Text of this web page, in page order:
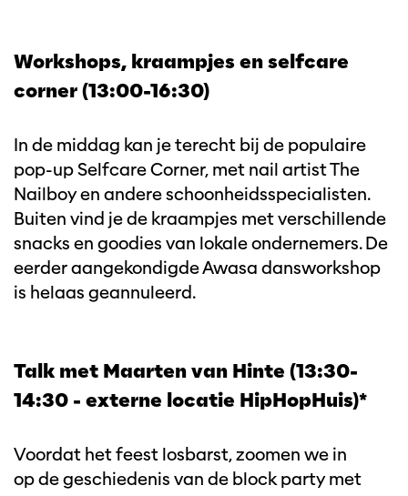
Workshops, kraampjes en selfcare
corner (13:00-16:30)
In de middag kan je terecht bij de populaire
pop-up Selfcare Corner, met nail artist The
Nailboy en andere schoonheidsspecialisten.
Buiten vind je de kraampjes met verschillende
snacks en goodies van lokale ondernemers. De
eerder aangekondigde Awasa dansworkshop
is helaas geannuleerd.
Talk met Maarten van Hinte (13:30-
14:30 - externe locatie HipHopHuis)*
Voordat het feest losbarst, zoomen we in
op de geschiedenis van de block party met